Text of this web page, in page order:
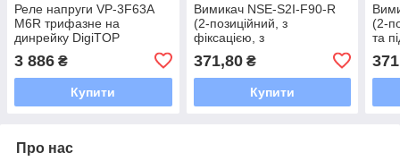
Реле напруги VP-3F63A
M6R трифазне на
динрейку DigiTOP
3 886 ₴
Купити
Вимикач NSE-S2I-F90-R
(2-позиційний, з
фіксацією, з
підсвічуванням 0-1, 90°,
червоний)
371,80₴
Купити
(2-
та
Про нас